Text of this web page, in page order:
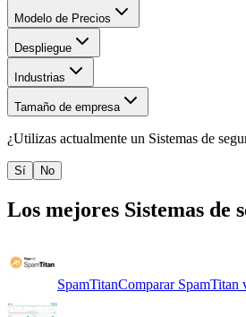
Modelo de Precios
Despliegue
Industrias
Tamaño de empresa
¿Utilizas actualmente un Sistemas de
Sí No
Los mejores Sistemas de
SpamTitanComparar SpamTitan